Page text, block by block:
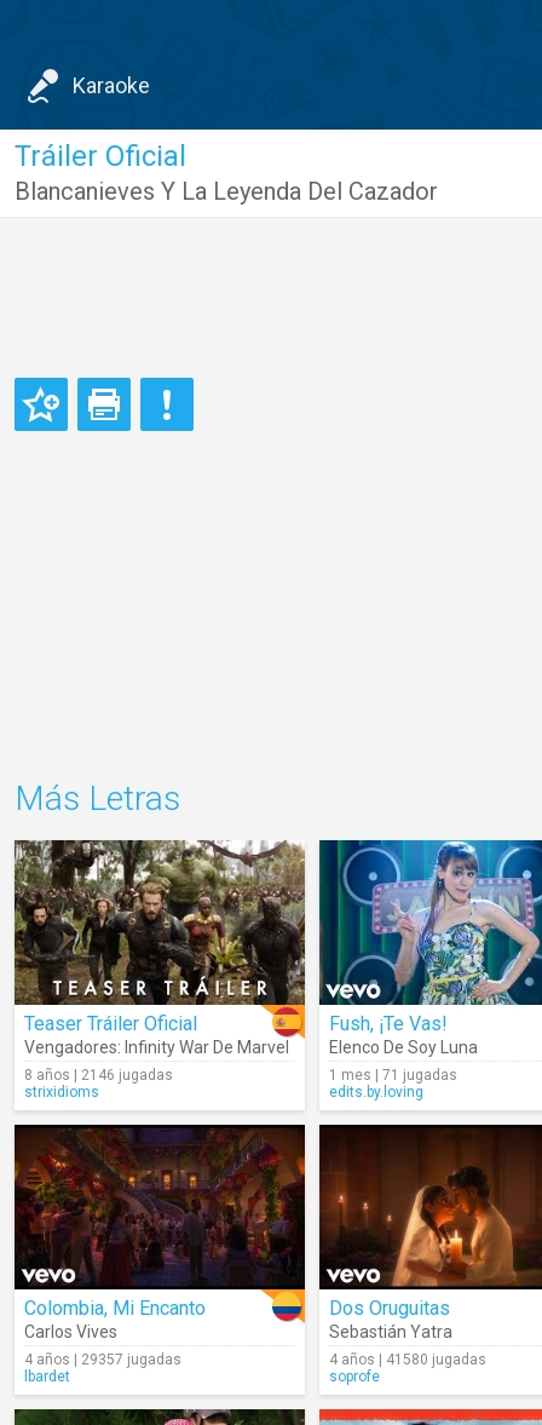
Karaoke
Tráiler Oficial
Blancanieves Y La Leyenda Del Cazador
Más Letras
Teaser Tráiler Oficial
Vengadores: Infinity War De Marvel
8 años | 2146 jugadas
strixidioms
Fush, ¡Te Vas!
Elenco De Soy Luna
1 mes | 71 jugadas
edits.by.loving
Colombia, Mi Encanto
Carlos Vives
4 años | 29357 jugadas
lbardet
Dos Oruguitas
Sebastián Yatra
4 años | 41580 jugadas
soprofe